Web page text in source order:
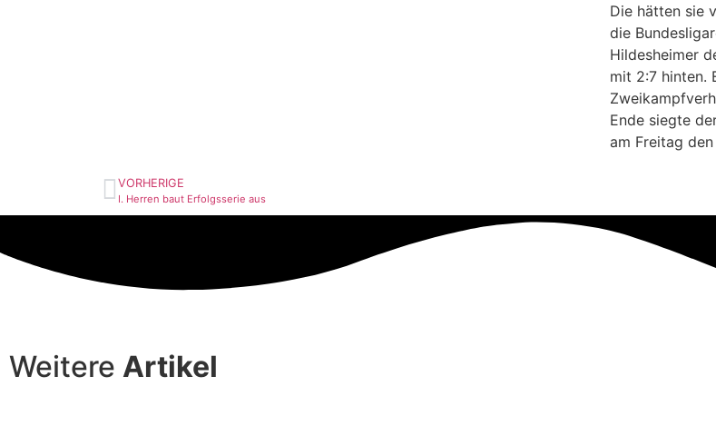
Die hätten sie
die
Hildesheimer
mit 2:7 hinten.
Ende siegte
am Freitag
VORHERIGE
I. Herren baut Erfolgsserie aus
Weitere Artikel